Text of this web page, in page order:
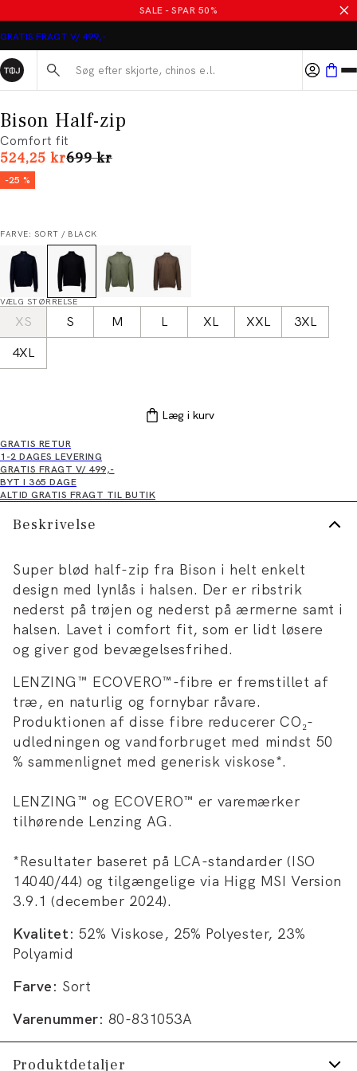
SALE - SPAR 50%
GRATIS FRAGT V/ 499,-
Søg her...
Bison Half-zip
Comfort fit
524,25 krI alt (uden rabat)
699 kr
-25 %
FARVE: SORT / BLACK
VÆLG STØRRELSE
XS S M L XL XXL
3XL
4XL
Læg i kurv
GRATIS RETUR
1-2 DAGES LEVERING
GRATIS FRAGT V/ 499,-
BYT I 365 DAGE
ALTID GRATIS FRAGT TIL BUTIK
Beskrivelse
Super blød half-zip fra Bison i helt enkelt
design med lynlås i halsen. Der er ribstrik
nederst på trøjen og nederst på ærmerne samt i
halsen. Lavet i comfort fit, som er lidt løsere
og giver god bevægelsesfrihed.
LENZING™ ECOVERO™-fibre er fremstillet af
træ, en naturlig og fornybar råvare.
Produktionen af disse fibre reducerer CO₂-
udledningen og vandforbruget med mindst 50
% sammenlignet med generisk viskose*.
LENZING™ og ECOVERO™ er varemærker
tilhørende Lenzing AG.
*Resultater baseret på LCA-standarder (ISO
14040/44) og tilgængelige via Higg MSI Version
3.9.1 (december 2024).
Kvalitet: 52% Viskose, 25% Polyester, 23%
Polyamid
Farve: Sort
Varenummer: 80-831053A
Produktdetaljer